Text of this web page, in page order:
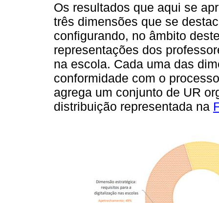
Os resultados que aqui se
três dimensões que se
configurando, no âmbito
representações dos
na escola. Cada uma das
conformidade com o
agrega um conjunto de UR
distribuição representada na